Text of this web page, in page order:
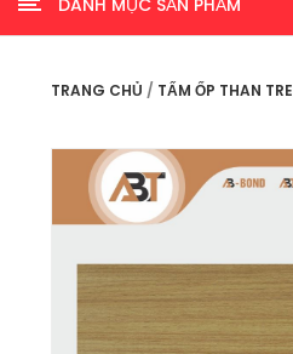
DANH MỤC SẢN PHẨM
TRANG CHỦ / TẤM ỐP THAN TRE